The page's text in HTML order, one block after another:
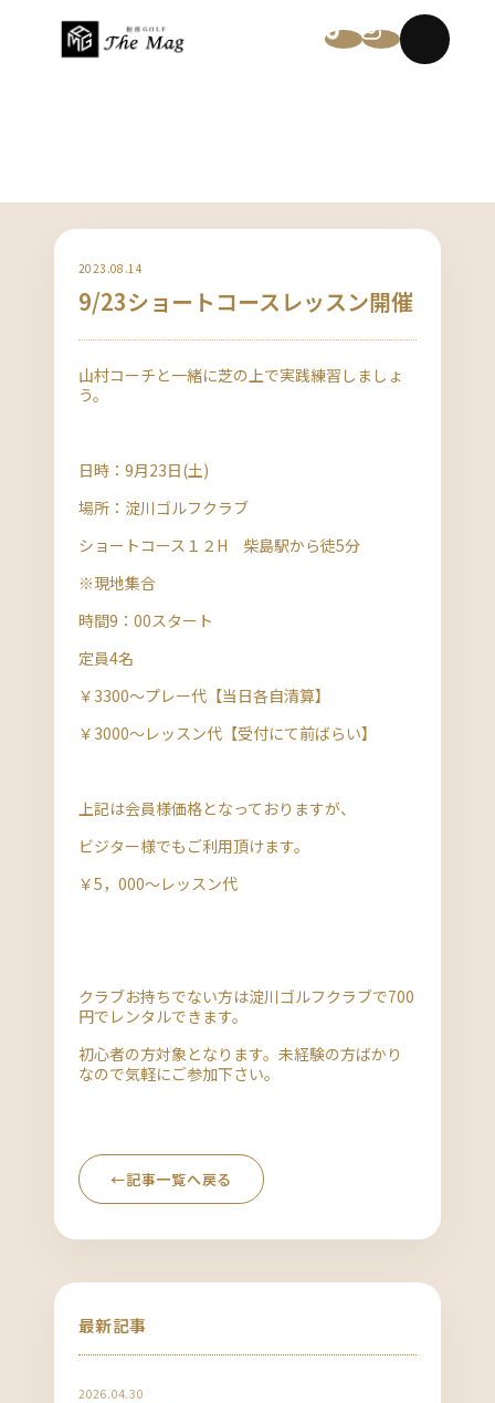
2023.08.14
9/23ショートコースレッスン開催
山村コーチと一緒に芝の上で実践練習しましょ
う。
日時：9月23日(土)
場所：淀川ゴルフクラブ
ショートコース１２H 柴島駅から徒5分
※現地集合
時間9：00スタート
定員4名
￥3300～プレー代【当日各自清算】
￥3000～レッスン代【受付にて前ばらい】
上記は会員様価格となっておりますが、
ビジター様でもご利用頂けます。
￥5，000～レッスン代
クラブお持ちでない方は淀川ゴルフクラブで700
円でレンタルできます。
初心者の方対象となります。未経験の方ばかり
なので気軽にご参加下さい。
←記事一覧へ戻る
最新記事
2026.04.30